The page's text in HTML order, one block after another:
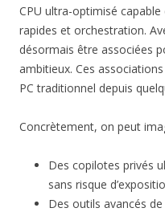
CPU ultra-optimisé
rapides et orchestration.
désormais être associées
ambitieux. Ces
PC traditionnel depuis
Concrètement, on peut
Des copilotes privés
sans risque
Des outils avancés